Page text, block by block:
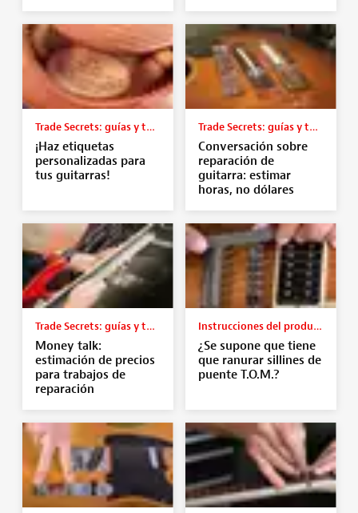
Trade Secrets: guías y tutoriales
¡Haz etiquetas
personalizadas para
tus guitarras!
Trade Secrets: guías y tutoriales
Conversación sobre
reparación de
guitarra: estimar
horas, no dólares
Trade Secrets: guías y tutoriales
Money talk:
estimación de precios
para trabajos de
reparación
Instrucciones del producto
¿Se supone que tiene
que ranurar sillines de
puente T.O.M.?